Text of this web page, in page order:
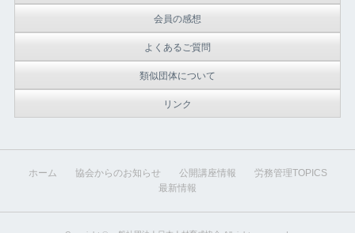
会員の感想
よくあるご質問
類似団体について
リンク
ホーム 協会からのお知らせ 公開講座情報
労務管理TOPICS
最新情報